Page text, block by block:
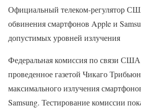
Официальный телеком-регулятор
обвинения смартфонов Apple и
допустимых уровней излучения
Федеральная комиссия по связи США
проведенное газетой Чикаго
максимального излучения
Samsung. Тестирование комиссии